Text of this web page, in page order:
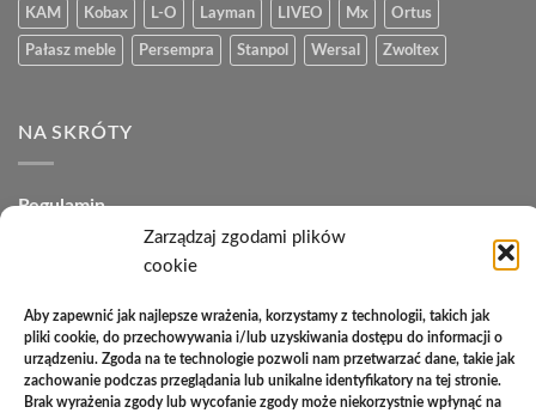
Zarządzaj zgodami plików
cookie
Aby zapewnić jak najlepsze wrażenia, korzystamy z technologii, takich jak
pliki cookie, do przechowywania i/lub uzyskiwania dostępu do informacji o
urządzeniu. Zgoda na te technologie pozwoli nam przetwarzać dane, takie jak
zachowanie podczas przeglądania lub unikalne identyfikatory na tej stronie.
Brak wyrażenia zgody lub wycofanie zgody może niekorzystnie wpłynąć na
KAM Kobax L-O Layman LIVEO Mx Ortus
Pałasz meble Persempra Stanpol Wersal Zwoltex
NA SKRÓTY
Regulamin
Polityka plików cookies (EU)
Polityka zwrotów
Zakupy na raty